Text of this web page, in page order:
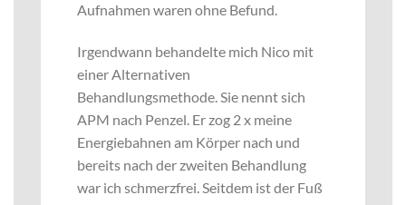
Aufnahmen waren ohne Befund.
Irgendwann behandelte mich Nico mit
einer Alternativen
Behandlungsmethode. Sie nennt sich
APM nach Penzel. Er zog 2 x meine
Energiebahnen am Körper nach und
bereits nach der zweiten Behandlung
war ich schmerzfrei. Seitdem ist der Fuß